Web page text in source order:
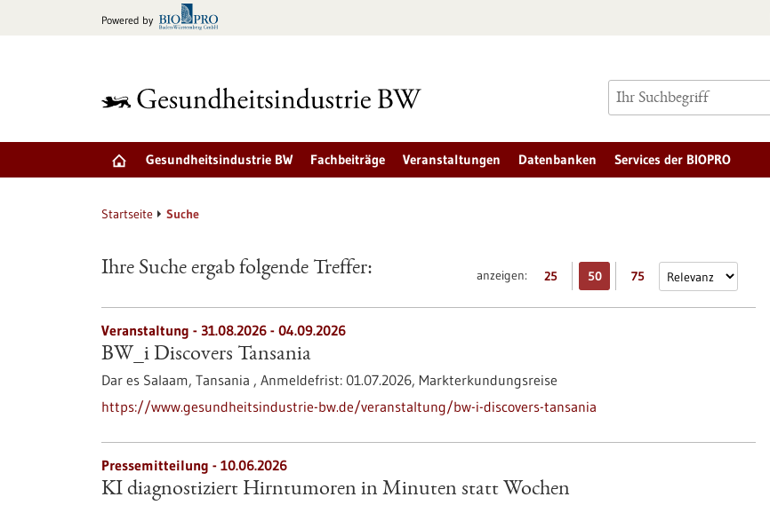
Powered by
Gesundheitsindustrie BW Fachbeiträge Veranstaltungen Datenbanken Services der BIOPRO
Startseite Suche
anzeigen: 25 50 75
Ihre Suche ergab folgende Treffer:
Veranstaltung - 31.08.2026 - 04.09.2026
BW_i Discovers Tansania
Dar es Salaam, Tansania , Anmeldefrist: 01.07.2026, Markterkundungsreise
https://www.gesundheitsindustrie-bw.de/veranstaltung/bw-i-discovers-tansania
Pressemitteilung - 10.06.2026
KI diagnostiziert Hirntumoren in Minuten statt Wochen